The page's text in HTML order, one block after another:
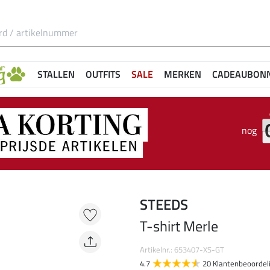
STALLEN OUTFITS SALE MERKEN
nog
STEEDS
T-shirt Merle
Artikelnr.: 653407-XS-GT
4.7
20